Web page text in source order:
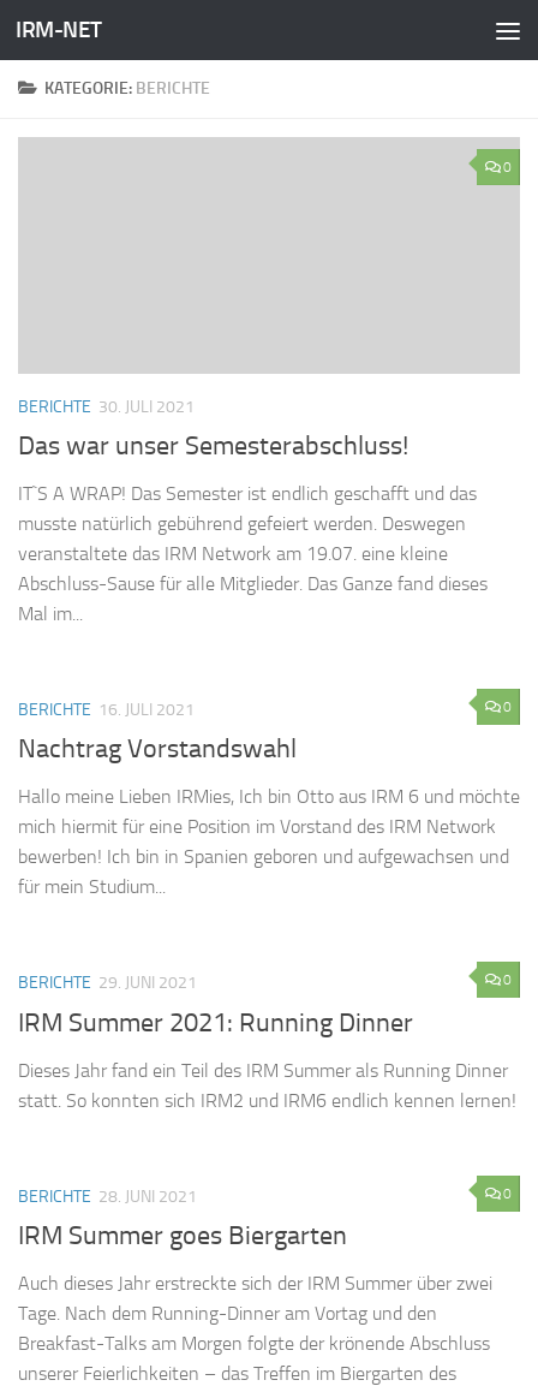
Zum Inhalt springen
IRM-NET
KATEGORIE: BERICHTE
0
BERICHTE 30. JULI 2021
Das war unser Semesterabschluss!
IT`S A WRAP! Das Semester ist endlich geschafft und das
musste natürlich gebührend gefeiert werden. Deswegen
veranstaltete das IRM Network am 19.07. eine kleine
Abschluss-Sause für alle Mitglieder. Das Ganze fand dieses
Mal im...
0
BERICHTE 16. JULI 2021
Nachtrag Vorstandswahl
Hallo meine Lieben IRMies, Ich bin Otto aus IRM 6 und möchte
mich hiermit für eine Position im Vorstand des IRM Network
bewerben! Ich bin in Spanien geboren und aufgewachsen und
für mein Studium...
0
BERICHTE 29. JUNI 2021
IRM Summer 2021: Running Dinner
Dieses Jahr fand ein Teil des IRM Summer als Running Dinner
statt. So konnten sich IRM2 und IRM6 endlich kennen lernen!
0
BERICHTE 28. JUNI 2021
IRM Summer goes Biergarten
Auch dieses Jahr erstreckte sich der IRM Summer über zwei
Tage. Nach dem Running-Dinner am Vortag und den
Breakfast-Talks am Morgen folgte der krönende Abschluss
unserer Feierlichkeiten – das Treffen im Biergarten des